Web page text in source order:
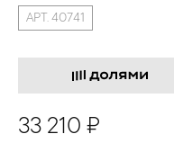
АРТ. 40741
33 210 ₽